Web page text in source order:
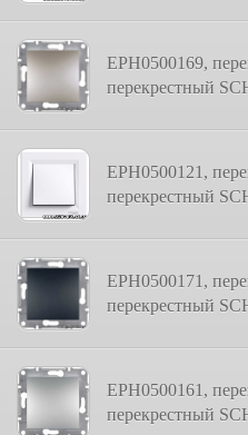
EPH0500169,
перекрестный
EPH0500121,
перекрестный
EPH0500171,
перекрестный
EPH0500161,
перекрестный